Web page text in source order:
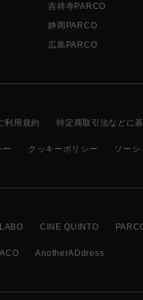
吉祥寺PARCO
静岡PARCO
広島PARCO
利用規約 特定商取引法などに
ー クッキーポリシー ソー
CINE QUINTO
AnotherADdress